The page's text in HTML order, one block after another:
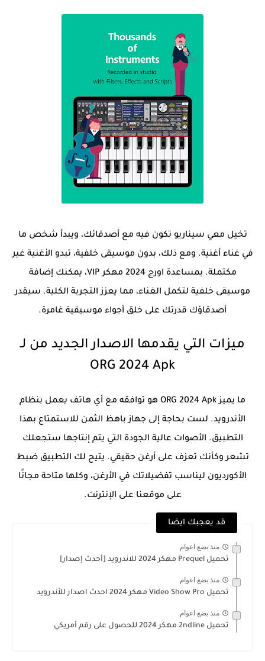
تخيل معي سيناريو تكون فيه مع أصدقائك، ويبدأ شخص ما
في غناء أغنية. ومع ذلك، بدون موسيقى خلفية، تبدو الأغنية غير
مكتملة. بمساعدة اورج 2024 مهكر VIP، يمكنك إضافة
موسيقى خلفية لتكمل الغناء، مما يعزز التجربة الكلية. سيقدر
أصدقاؤك قدرتك على خلق أجواء موسيقية غامرة.
ميزات التي يقدمها الاصدار الجديد من لـ
ORG 2024 Apk
ما يميز ORG 2024 Apk هو توافقه مع أي هاتف يعمل بنظام
الأندرويد. لست بحاجة إلى جهاز باهظ الثمن للاستمتاع بهذا
التطبيق. الأصوات عالية الجودة التي يتم إنتاجها ستجعلك
تشعر وكأنك تعزف على أرغن حقيقي. يتيح لك التطبيق ضبط
الأكورديون ليناسب تفضيلاتك في الأرغن، وكلها متاحة مجانًا
على موقعنا على الإنترنت.
قد يعجبك ايضا
منذ بضع اعوام
تحميل Prequel مهكر 2024 للاندرويد [أحدث إصدار]
منذ بضع اعوام
تحميل Video Show Pro مهكر 2024 احدث اصدار للأندرويد
منذ بضع اعوام
تحميل 2ndline مهكر 2024 للحصول على رقم أمريكي